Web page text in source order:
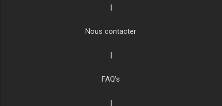
|
Nous contacter
|
FAQ's
|